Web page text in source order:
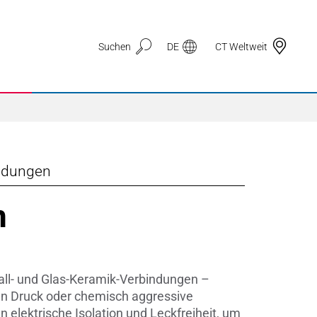
Anwendungsbereiche
Dichtungstechnik
Suchen DE CT Weltweit
und Glas-Keramik-Verbindungen –
Druck oder chemisch aggressive
elektrische Isolation und Leckfreiheit, um